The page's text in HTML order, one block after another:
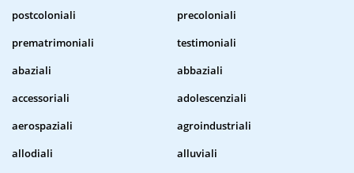
postcoloniali
precoloniali
prematrimoniali
testimoniali
abaziali
abbaziali
accessoriali
adolescenziali
aerospaziali
agroindustriali
allodiali
alluviali